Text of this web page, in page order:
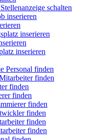
schalten
inserieren
inserieren
inserieren
Personal finden
finden
finden
finden
finden
finden
finden
finden